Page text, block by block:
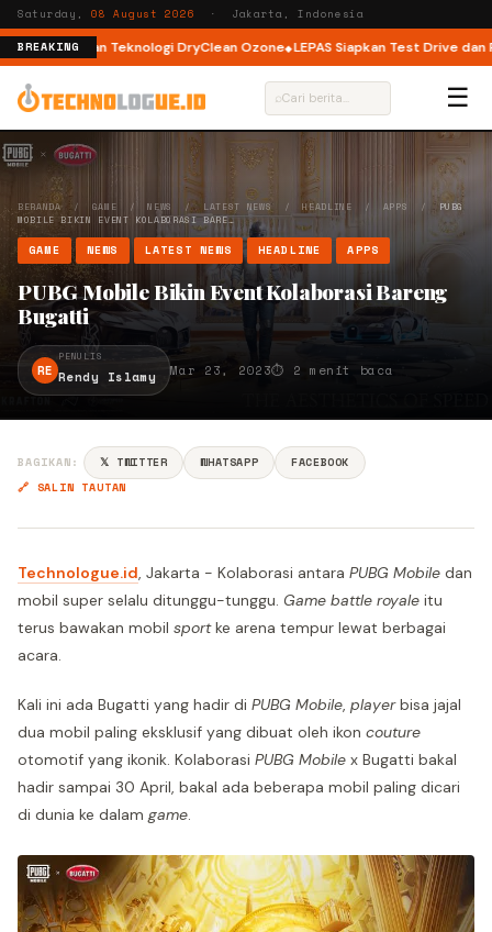
Saturday,08 August 2026 · Jakarta, Indonesia
BREAKING
dengan Teknologi DryClean Ozone LEPAS Siapkan Test Drive dan
⌕ ☰
BERANDA/ GAME /NEWS / LATEST NEWS /HEADLINE / APPS / PUBG
MOBILE BIKIN EVENT KOLABORASI BARE…
GAME NEWS LATEST NEWS HEADLINE APPS
PUBG Mobile Bikin Event Kolaborasi Bareng
Bugatti
RE
PENULIS
Rendy Islamy Mar 23, 2023⏱ 2 menit baca
BAGIKAN: 𝕏 TWITTER WHATSAPP
FACEBOOK
🔗 SALIN TAUTAN
Technologue.id, Jakarta - Kolaborasi antara PUBG Mobile dan
mobil super selalu ditunggu-tunggu. Game battle royale itu
terus bawakan mobil sportke arena tempur lewat berbagai
acara.
Kali ini ada Bugatti yang hadir di PUBG Mobile, playerbisa jajal
dua mobil paling eksklusif yang dibuat oleh ikon couture
otomotif yang ikonik. Kolaborasi PUBG Mobile x Bugatti bakal
hadir sampai 30 April, bakal ada beberapa mobil paling dicari
di dunia ke dalam game.